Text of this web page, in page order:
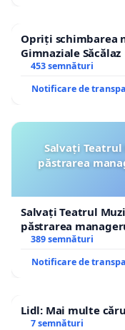
Opriți schimbarea
Gimnaziale Săcălaz
453 semnături
Notificare de
Salvați Teatrul
păstrarea
Salvați Teatrul
păstrarea
ROGOJAN
389 semnături
Notificare de
Lidl: Mai multe
7 semnături